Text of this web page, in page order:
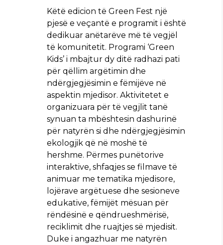
Këtë edicion të Green Fest një
pjesë e veçantë e programit i është
dedikuar anëtarëve më të vegjël
të komunitetit. Programi ‘Green
Kids’ i mbajtur dy ditë radhazi pati
për qëllim argëtimin dhe
ndërgjegjësimin e fëmijëve në
aspektin mjedisor. Aktivitetet e
organizuara për të vegjlit tanë
synuan ta mbështesin dashurinë
për natyrën si dhe ndërgjegjësimin
ekologjik që në moshë të
hershme. Përmes punëtorive
interaktive, shfaqjes se filmave të
animuar me tematika mjedisore,
lojërave argëtuese dhe sesioneve
edukative, fëmijët mësuan për
rëndësinë e qëndrueshmërisë,
reciklimit dhe ruajtjes së mjedisit.
Duke i angazhuar me natyrën